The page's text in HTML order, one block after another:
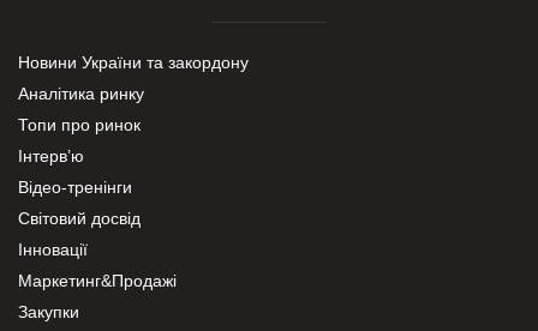
Новини України та закордону
Аналітика ринку
Топи про ринок
Інтерв’ю
Відео-тренінги
Світовий досвід
Інновації
Маркетинг&Продажі
Закупки